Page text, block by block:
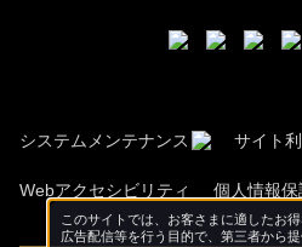
システムメンテナンス サイト
Webアクセシビリティ 個人情報保
このサイトでは、お客さまに適したお
広告配信等を行う目的で、第三者から